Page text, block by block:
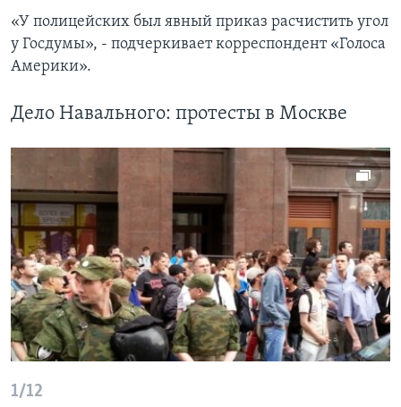
«У полицейских был явный приказ расчистить угол
у Госдумы», - подчеркивает корреспондент «Голоса
Америки».
Дело Навального: протесты в Москве
1/12